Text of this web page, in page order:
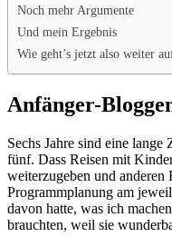
Noch mehr Argumente
Und mein Ergebnis
Wie geht’s jetzt also weiter
Anfänger-
Sechs Jahre sind eine
fünf. Dass Reisen mit
weiterzugeben und anderen
Programmplanung am
davon hatte, was ich
brauchten, weil sie